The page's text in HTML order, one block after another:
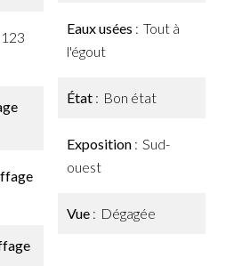
123
Eaux usées
Tout à
l'égout
État Bon état
Exposition
Sud-
ouest
Vue Dégagée